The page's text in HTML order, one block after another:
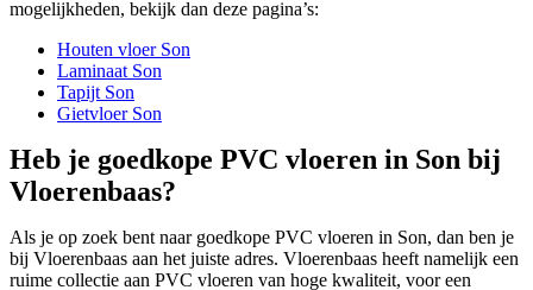
mogelijkheden, bekijk dan deze pagina’s:
Houten vloer Son
Laminaat Son
Tapijt Son
Gietvloer Son
Heb je goedkope PVC vloeren in Son bij
Vloerenbaas?
Als je op zoek bent naar goedkope PVC vloeren in Son, dan ben je
bij Vloerenbaas aan het juiste adres. Vloerenbaas heeft namelijk een
ruime collectie aan PVC vloeren van hoge kwaliteit, voor een